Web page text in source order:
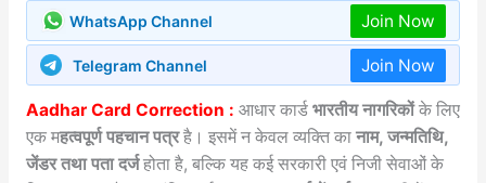
WhatsApp Channel Join Now
Telegram Channel Join Now
Aadhar Card Correction : आधार कार्ड भारतीय नागरिकोंके लिए
एक महत्वपूर्ण पहचान पत्रहै। इसमें न केवल व्यक्ति का नाम, जन्मतिथि,
जेंडर तथा पता दर्जहोता है, बल्कि यह कई सरकारी एवं निजी सेवाओं के